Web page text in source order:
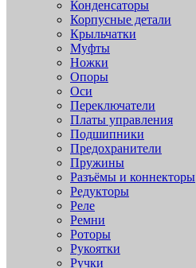
Конденсаторы
Корпусные детали
Крыльчатки
Муфты
Ножки
Опоры
Оси
Переключатели
Платы управления
Подшипники
Предохранители
Пружины
Разъёмы и коннекторы
Редукторы
Реле
Ремни
Роторы
Рукоятки
Ручки